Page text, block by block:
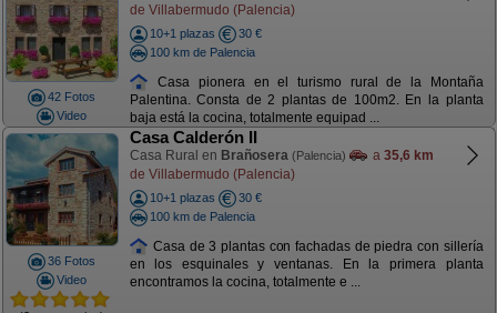
42 Fotos
Video
de Villabermudo (Palencia)
10+1 plazas
30 €
100 km de Palencia
Casa pionera en el turismo rural de la Montaña
Palentina. Consta de 2 plantas de 100m2. En la planta
baja está la cocina, totalmente equipad ...
36 Fotos
Video
Casa Calderón II
Casa Rural en Brañosera (Palencia) a 35,6 km
de Villabermudo (Palencia)
10+1 plazas
30 €
100 km de Palencia
Casa de 3 plantas con fachadas de piedra con sillería
en los esquinales y ventanas. En la primera planta
encontramos la cocina, totalmente e ...